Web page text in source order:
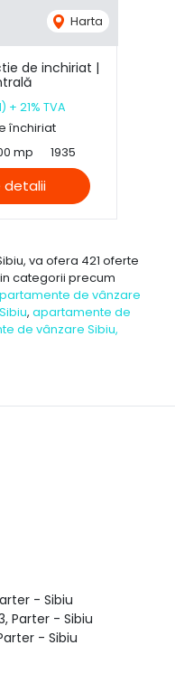
Harta
de inchiriat |
21% TVA
închiriat
mp 1935
detalii
va ofera 421 oferte
categorii precum
de vânzare
, apartamente de
de vânzare Sibiu,
- Sibiu
Parter - Sibiu
- Sibiu